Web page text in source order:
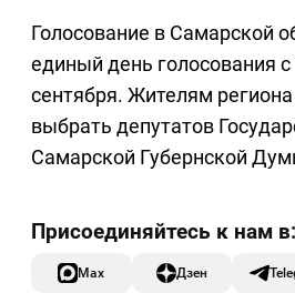
Голосование в Самарской
единый день голосования с
сентября. Жителям
выбрать депутатов
Самарской Губернской
Max Дзен